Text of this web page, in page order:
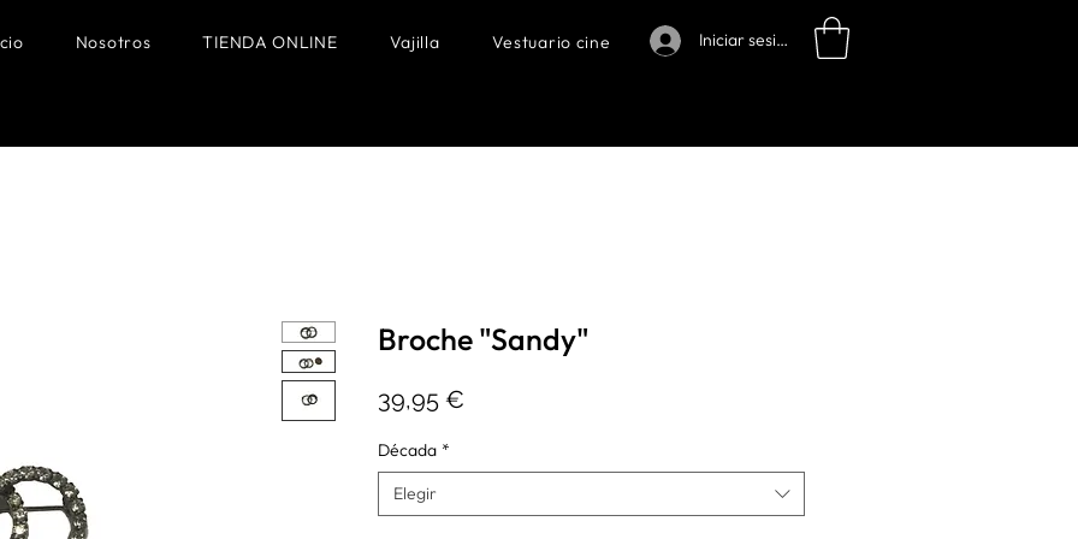
Nosotros TIENDA ONLINE Vajilla Vestuario cine Iniciar sesión
Broche "Sandy"
39,95 €
Década *
Elegir